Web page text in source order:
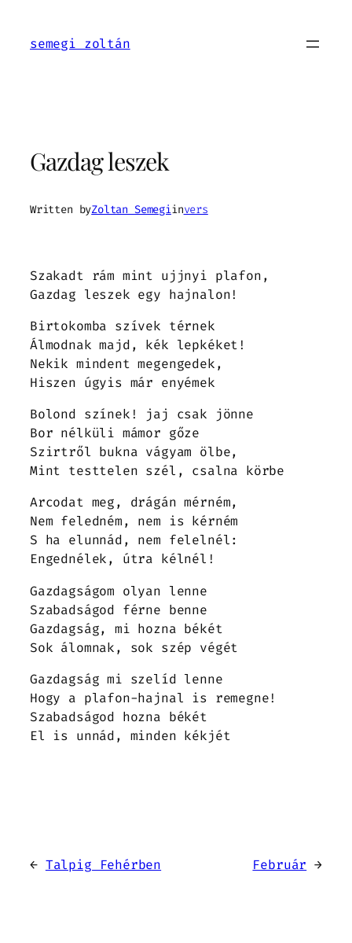
tartalomhoz
semegi zoltán
Gazdag leszek
Written byZoltan Semegiinvers
Szakadt rám mint ujjnyi plafon,
Gazdag leszek egy hajnalon!
Birtokomba szívek térnek
Álmodnak majd, kék lepkéket!
Nekik mindent megengedek,
Hiszen úgyis már enyémek
Bolond színek! jaj csak jönne
Bor nélküli mámor gőze
Szirtről bukna vágyam ölbe,
Mint testtelen szél, csalna körbe
Arcodat meg, drágán mérném,
Nem feledném, nem is kérném
S ha elunnád, nem felelnél:
Engednélek, útra kélnél!
Gazdagságom olyan lenne
Szabadságod férne benne
Gazdagság, mi hozna békét
Sok álomnak, sok szép végét
Gazdagság mi szelíd lenne
Hogy a plafon-hajnal is remegne!
Szabadságod hozna békét
El is unnád, minden kékjét
← Talpig Fehérben Február →